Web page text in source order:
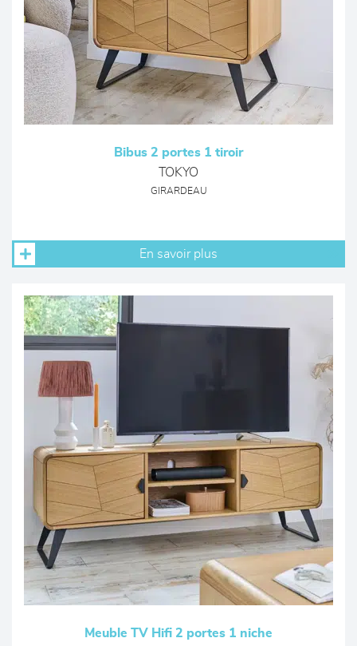
Bibus 2 portes 1 tiroir
TOKYO
GIRARDEAU
En savoir plus
Meuble TV Hifi 2 portes 1 niche